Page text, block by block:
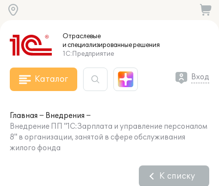
Отраслевые
и специализированныерешения
1С:Предприятие
Каталог Вход
Главная
Внедрения
Внедрение ПП "1C:Зарплата и управление персоналом
8" в организации, занятой в сфере обслуживания
жилого фонда
К списку